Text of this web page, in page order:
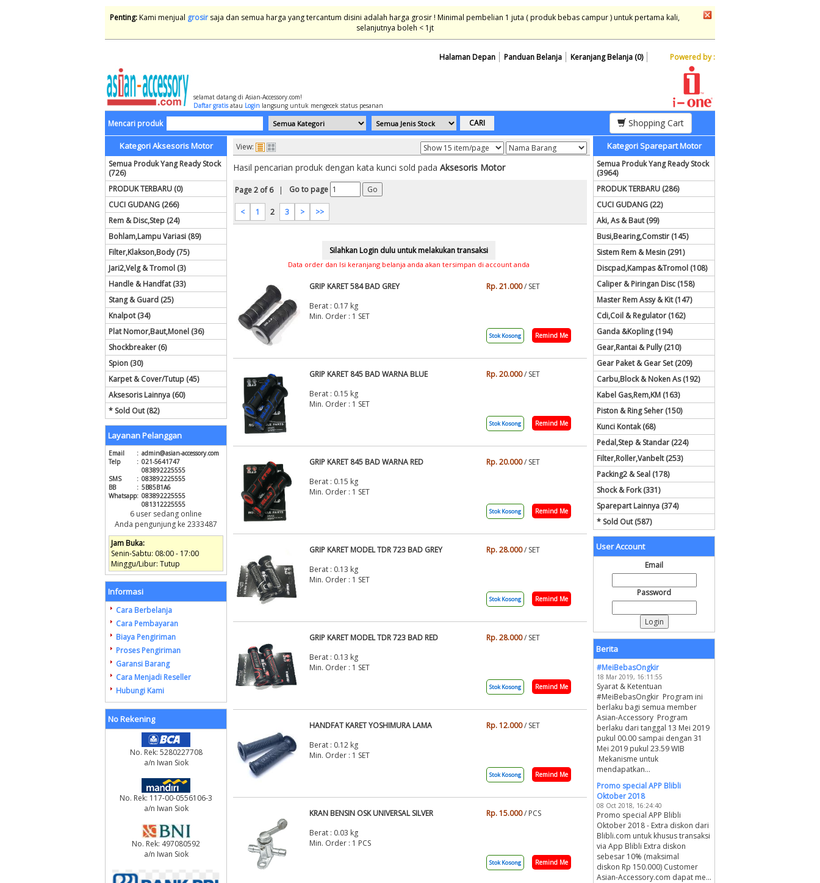
Penting:Kami menjual grosir saja dan semua harga yang tercantum disini adalah harga grosir ! Minimal pembelian 1 juta ( produk bebas campur ) untuk pertama kali,
selanjutnya boleh < 1jt
Keranjang Belanja (0)
Panduan Belanja
Halaman Depan Powered by :
selamat datang di Asian-Accessory.com!
Daftar gratisatau Login langsung untuk mengecek status pesanan
Mencari produk Shopping Cart
Kategori Aksesoris Motor
Semua Produk Yang Ready Stock
(726)
PRODUK TERBARU (0)
CUCI GUDANG (266)
Rem & Disc,Step (24)
Bohlam,Lampu Variasi (89)
Filter,Klakson,Body (75)
Jari2,Velg & Tromol (3)
Handle & Handfat (33)
Stang & Guard (25)
Knalpot (34)
Plat Nomor,Baut,Monel (36)
Shockbreaker (6)
Spion (30)
Karpet & Cover/Tutup (45)
Aksesoris Lainnya (60)
* Sold Out (82)
Layanan Pelanggan
Email : admin@asian-accessory.com
Telp
: 021-5641747
083892225555
SMS
: 083892225555
BB
: 5B85B1A6
Whatsapp: 083892225555
081312225555
6 user sedang online
Anda pengunjung ke 2333487
Jam Buka:
Senin-Sabtu: 08:00 - 17:00
Minggu/Libur: Tutup
Informasi
Cara Berbelanja
Cara Pembayaran
Biaya Pengiriman
Proses Pengiriman
Garansi Barang
Cara Menjadi Reseller
Hubungi Kami
No Rekening
No. Rek: 5280227708
a/n Iwan Siok
No. Rek: 117-00-0556106-3
a/n Iwan Siok
No. Rek: 497080592
a/n Iwan Siok
View:
Hasil pencarian produk dengan kata kunci sold pada Aksesoris Motor
Page 2 of 6| Go to page
< 1 2 3 > >>
Data order dan Isi keranjang belanja anda akan tersimpan di account anda
GRIP KARET 584 BAD GREY
Berat : 0.17 kg
Min. Order : 1 SET
Rp. 21.000/ SET
Stok Kosong Remind Me
GRIP KARET 845 BAD WARNA BLUE
Berat : 0.15 kg
Min. Order : 1 SET
Rp. 20.000/ SET
Stok Kosong Remind Me
GRIP KARET 845 BAD WARNA RED
Berat : 0.15 kg
Min. Order : 1 SET
Rp. 20.000/ SET
Stok Kosong Remind Me
GRIP KARET MODEL TDR 723 BAD GREY
Berat : 0.13 kg
Min. Order : 1 SET
Rp. 28.000/ SET
Stok Kosong Remind Me
GRIP KARET MODEL TDR 723 BAD RED
Berat : 0.13 kg
Min. Order : 1 SET
Rp. 28.000/ SET
Stok Kosong Remind Me
HANDFAT KARET YOSHIMURA LAMA
Berat : 0.12 kg
Min. Order : 1 SET
Rp. 12.000/ SET
Stok Kosong Remind Me
KRAN BENSIN OSK UNIVERSAL SILVER
Berat : 0.03 kg
Min. Order : 1 PCS
Rp. 15.000/ PCS
Stok Kosong Remind Me
Kategori Sparepart Motor
Semua Produk Yang Ready Stock
(3964)
PRODUK TERBARU (286)
CUCI GUDANG (22)
Aki, As & Baut (99)
Busi,Bearing,Comstir (145)
Sistem Rem & Mesin (291)
Discpad,Kampas &Tromol (108)
Caliper & Piringan Disc (158)
Master Rem Assy & Kit (147)
Cdi,Coil & Regulator (162)
Ganda &Kopling (194)
Gear,Rantai & Pully (210)
Gear Paket & Gear Set (209)
Carbu,Block & Noken As (192)
Kabel Gas,Rem,KM (163)
Piston & Ring Seher (150)
Kunci Kontak (68)
Pedal,Step & Standar (224)
Filter,Roller,Vanbelt (253)
Packing2 & Seal (178)
Shock & Fork (331)
Sparepart Lainnya (374)
* Sold Out (587)
User Account
Email
Password
Berita
#MeiBebasOngkir
18 Mar 2019, 16:11:55
Syarat & Ketentuan
#MeiBebasOngkir Program ini
berlaku bagi semua member
Asian-Accessory Program
berlaku dari tanggal 13 Mei 2019
pukul 00.00 sampai dengan 31
Mei 2019 pukul 23.59 WIB
Mekanisme untuk
mendapatkan...
Promo special APP Blibli
Oktober 2018
08 Oct 2018, 16:24:40
Promo special APP Blibli
Oktober 2018 - Extra diskon dari
Blibli.com untuk khusus transaksi
via App Blibli Extra diskon
sebesar 10% (maksimal
diskon Rp 150.000) Customer
Asian-Accessory.com dapat me...